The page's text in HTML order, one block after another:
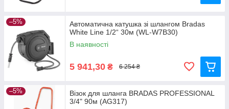
–5%
Автоматична катушка зі шлангом Bradas
White Line 1/2“ 30м (WL-W7B30)
В наявності
5 941,30 ₴ 6 254 ₴
–5%
Візок для шланга BRADAS PROFESSIONAL
3/4" 90м (AG317)